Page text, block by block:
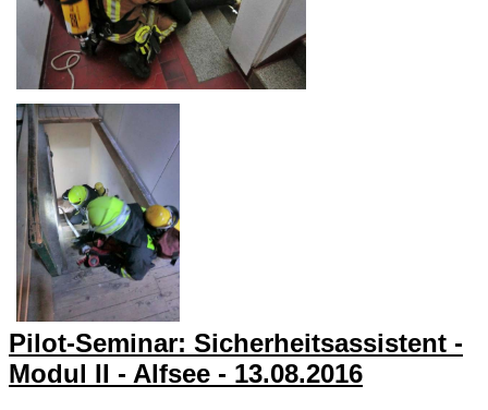
Pilot-Seminar: Sicherheitsassistent -
Modul II - Alfsee - 13.08.2016